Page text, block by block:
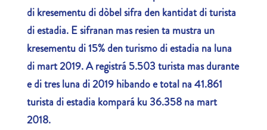
di kresementu di dòbel sifra den kantidat di turista
di estadia. E sifranan mas resien ta mustra un
kresementu di 15% den turismo di estadia na luna
di mart 2019. A registrá 5.503 turista mas durante
e di tres luna di 2019 hibando e total na 41.861
turista di estadia kompará ku 36.358 na mart
2018.